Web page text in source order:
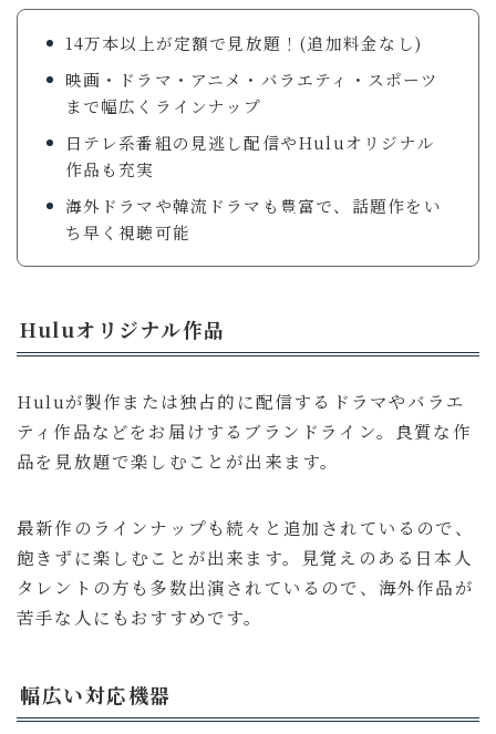
14万本以上が定額で見放題！(追加料金なし)
映画・ドラマ・アニメ・バラエティ・スポーツ
まで幅広くラインナップ
日テレ系番組の見逃し配信やHuluオリジナル
作品も充実
海外ドラマや韓流ドラマも豊富で、話題作をい
ち早く視聴可能
Huluオリジナル作品
Huluが製作または独占的に配信するドラマやバラエ
ティ作品などをお届けするブランドライン。良質な作
品を見放題で楽しむことが出来ます。
最新作のラインナップも続々と追加されているので、
飽きずに楽しむことが出来ます。見覚えのある日本人
タレントの方も多数出演されているので、海外作品が
苦手な人にもおすすめです。
幅広い対応機器